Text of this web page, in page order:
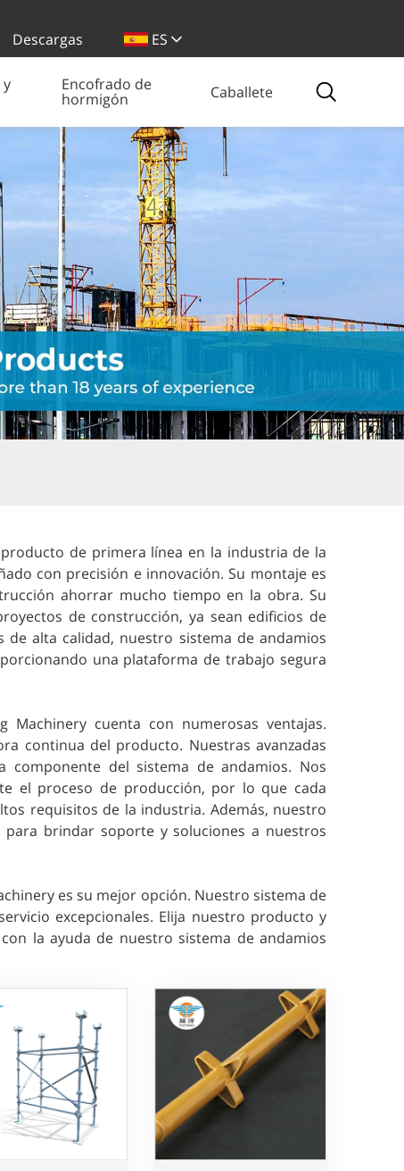
Descargas ES
y Encofrado de
hormigón Caballete
de primera línea en la industria de la
con precisión e innovación. Su montaje es
ahorrar mucho tiempo en la obra. Su
de construcción, ya sean edificios de
alta calidad, nuestro sistema de andamios
una plataforma de trabajo segura
Machinery cuenta con numerosas ventajas.
continua del producto. Nuestras avanzadas
componente del sistema de andamios. Nos
el proceso de producción, por lo que cada
requisitos de la industria. Además, nuestro
brindar soporte y soluciones a nuestros
es su mejor opción. Nuestro sistema de
excepcionales. Elija nuestro producto y
la ayuda de nuestro sistema de andamios